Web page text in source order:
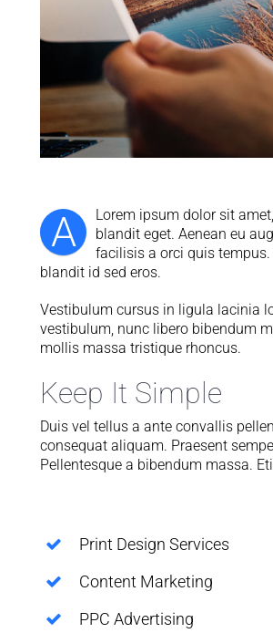
A
Lorem ipsum dolor sit
blandit eget. Aenean eu
facilisis a orci quis
blandit id sed eros.
Vestibulum cursus in ligula lacinia
vestibulum, nunc libero bibendum
mollis massa tristique rhoncus.
Keep It Simple
Duis vel tellus a ante convallis
consequat aliquam. Praesent
Pellentesque a bibendum massa.
Print Design Services
Content Marketing
PPC Advertising